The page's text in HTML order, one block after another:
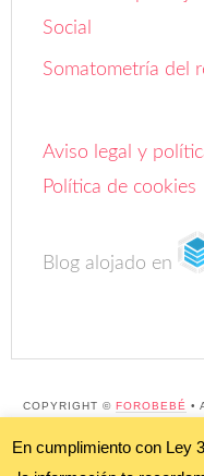
Somatometría del
Política de cookies
COPYRIGHT ©FOROBEBÉ•
PRETTY DARN CUTE
BLOG ALOJADO EN
En cumplimiento con Ley